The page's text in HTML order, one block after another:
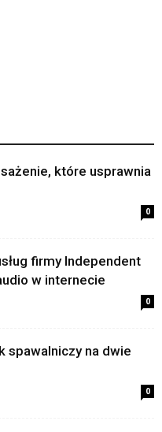
które usprawnia
0
firmy Independent
w internecie
0
spawalniczy na dwie
0